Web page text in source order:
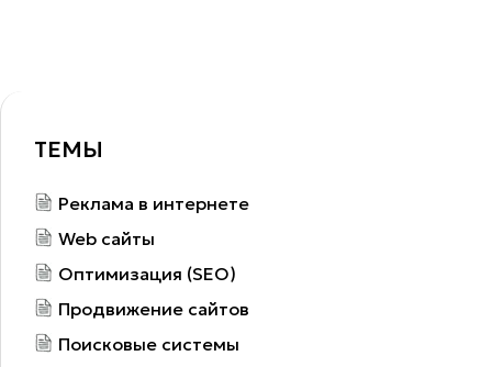
ТЕМЫ
Реклама в интернете
Web сайты
Оптимизация (SEO)
Продвижение сайтов
Поисковые системы